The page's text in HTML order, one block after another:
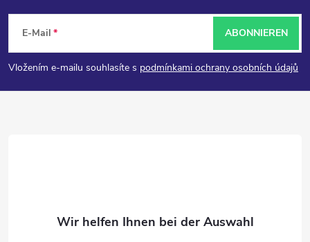
F
u
ß
E-Mail
Vložením e-mailu souhlasíte s podmínkami ochrany osobních údajů
ABONNIEREN